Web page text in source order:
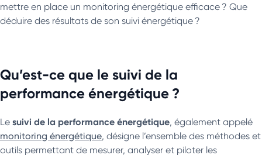
mettre en place un monitoring énergétique efficace ? Que
déduire des résultats de son suivi énergétique ?
Qu’est-ce que le suivi de la
performance énergétique ?
Le suivi de la performance énergétique, également appelé
monitoring énergétique, désigne l’ensemble des méthodes et
outils permettant de mesurer, analyser et piloter les